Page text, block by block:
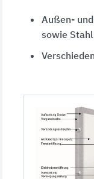
Außen-
sowie